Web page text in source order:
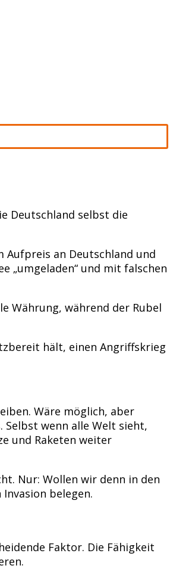
Deutschland selbst die
Aufpreis an Deutschland und
„umgeladen“ und mit falschen
Währung, während der Rubel
hält, einen Angriffskrieg
Wäre möglich, aber
Selbst wenn alle Welt sieht,
und Raketen weiter
Nur: Wollen wir denn in den
belegen.
Faktor. Die Fähigkeit